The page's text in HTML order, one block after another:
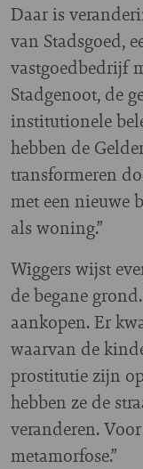
Daar is
van Stadsgoed,
vastgoedbedrijf
Stadgenoot, de
institutionele
hebben de
transformeren
met een nieuwe
als woning.”
Wiggers wijst
de begane
aankopen. Er
waarvan de
prostitutie zijn
hebben ze de
veranderen.
metamorfose.”